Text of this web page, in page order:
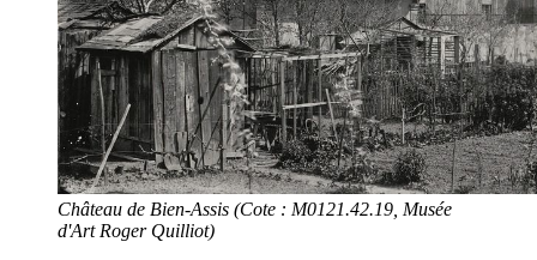
Château de Bien-Assis (Cote : M0121.42.19, Musée
d'Art Roger Quilliot)